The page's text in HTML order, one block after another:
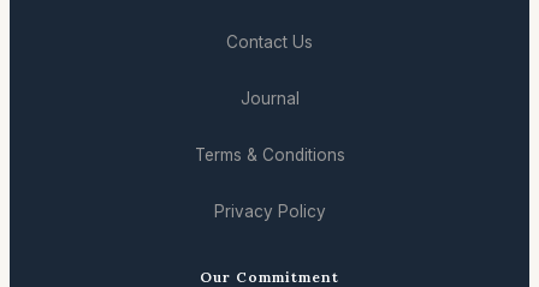
Contact Us
Journal
Terms & Conditions
Privacy Policy
Our Commitment